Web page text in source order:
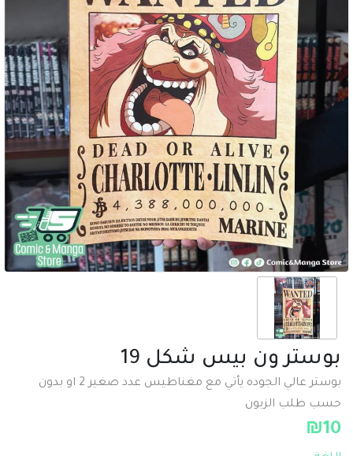
بوستر ون بيس شكل 19
بوستر عالي الجوده يأتي مع مغناطيس عدد صغير 2 او بدون
حسب طلب الزبون
₪10